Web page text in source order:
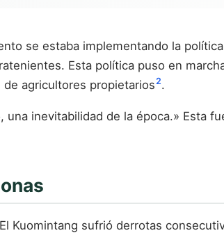
se estaba implementando la
Esta política puso en
agricultores propietarios2.
inevitabilidad de la época.» Esta
Kuomintang sufrió derrotas